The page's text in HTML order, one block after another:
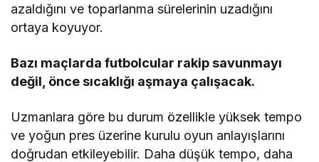
azaldığını ve toparlanma sürelerinin uzadığını
ortaya koyuyor.
Bazı maçlarda futbolcular rakip savunmayı
değil, önce sıcaklığı aşmaya çalışacak.
Uzmanlara göre bu durum özellikle yüksek tempo
ve yoğun pres üzerine kurulu oyun anlayışlarını
doğrudan etkileyebilir. Daha düşük tempo, daha